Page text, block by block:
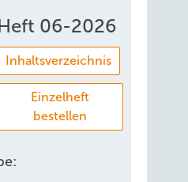
06-2026
Inhaltsverzeichnis
Einzelheft
bestellen